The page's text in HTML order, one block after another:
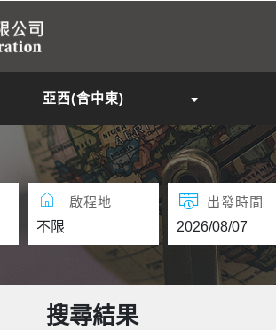
亞西(含中東)
啟程地 出發時間
搜尋結果